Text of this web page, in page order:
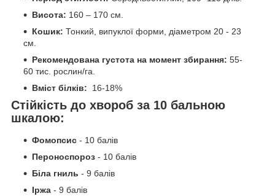
Висота: 160 – 170 см.
Кошик: Тонкий, випуклої форми, діаметром 20 - 23
см.
Рекомендована густота на момент збирання: 55-
60 тис. рослин/га.
Вміст білків: 16-18%
Стійкість до хвороб за 10 бальною
шкалою:
Фомопсис - 10 балів
Пероноспороз - 10 балів
Біла гниль - 9 балів
Іржа - 9 балів